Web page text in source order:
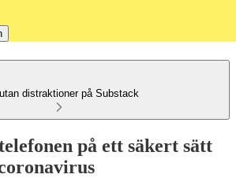
distraktioner på Substack
på ett säkert sätt